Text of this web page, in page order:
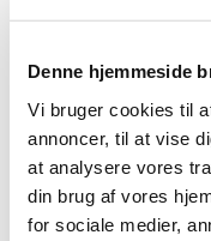
Denne hjemmeside
Vi bruger cookies til
annoncer, til at vise
at analysere vores
din brug af vores
for sociale medier,
Alle (2506)
TID
2026 (84)
2025 (158)